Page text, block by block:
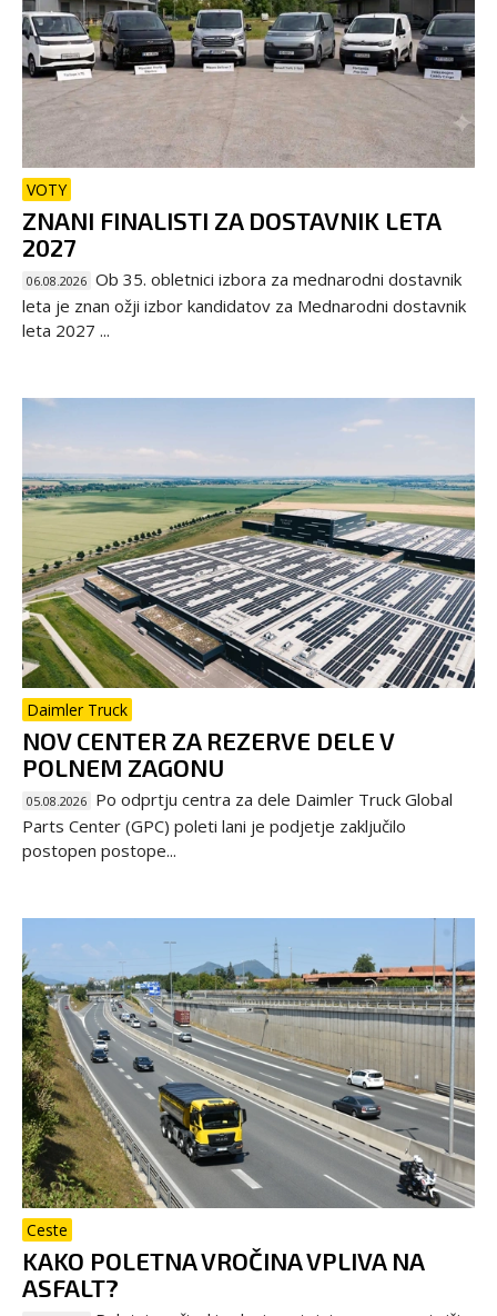
VOTY
ZNANI FINALISTI ZA DOSTAVNIK LETA
2027
06.08.2026 Ob 35. obletnici izbora za mednarodni dostavnik
leta je znan ožji izbor kandidatov za Mednarodni dostavnik
leta 2027 ...
Daimler Truck
NOV CENTER ZA REZERVE DELE V
POLNEM ZAGONU
05.08.2026 Po odprtju centra za dele Daimler Truck Global
Parts Center (GPC) poleti lani je podjetje zaključilo
postopen postope...
Ceste
KAKO POLETNA VROČINA VPLIVA NA
ASFALT?